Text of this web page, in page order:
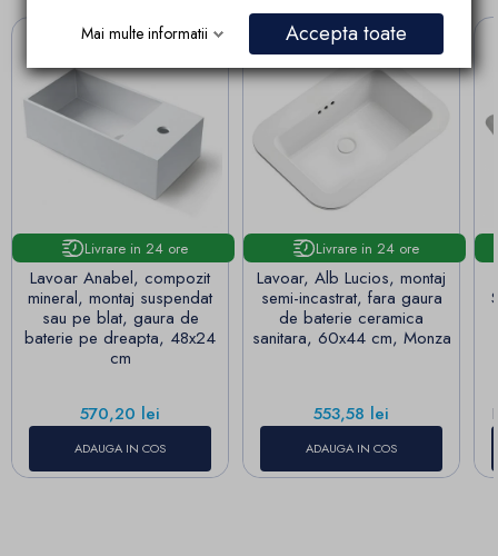
Livrare in 24 ore
Lavoar Anabel, compozit
mineral, montaj suspendat
sau pe blat, gaura de
baterie pe dreapta, 48x24
cm
Pret
570,20 lei
ADAUGA IN COS
Livrare in 24 ore
Lavoar, Alb Lucios, montaj
semi-incastrat, fara gaura
de baterie ceramica
sanitara, 60x44 cm, Monza
Pret
553,58 lei
ADAUGA IN COS
Mai multe informatii Accepta toate